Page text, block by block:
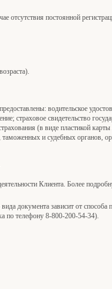
отсутствия постоянной
водительское
страховое свидетельство
(в виде пластикой
и судебных органов,
Клиента. Более
документа зависит от
по телефону 8-800-200-54-34).